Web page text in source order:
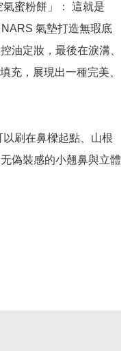
蜜粉餅」： 這就是
NARS 氣墊打造無瑕底
油定妝，最後在淚溝、
充，展現出一種完美、
刷在鼻樑起點、山根
偽裝感的小翹鼻與立體